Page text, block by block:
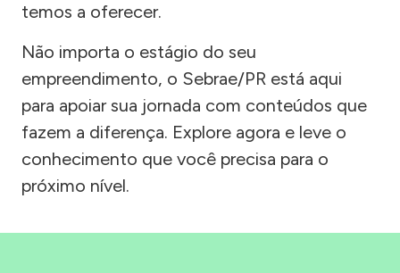
temos a oferecer.
Não importa o estágio do seu
empreendimento, o Sebrae/PR está aqui
para apoiar sua jornada com conteúdos que
fazem a diferença. Explore agora e leve o
conhecimento que você precisa para o
próximo nível.